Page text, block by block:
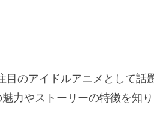
のアイドルアニメとして話
力やストーリーの特徴を知